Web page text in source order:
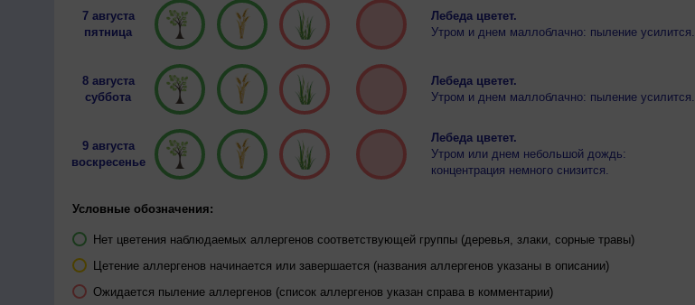
7 августа
пятница
Лебеда цветет.
Утром и днем маллоблачно: пыление усилится.
8 августа
суббота
Лебеда цветет.
Утром и днем маллоблачно: пыление усилится.
9 августа
воскресенье
Лебеда цветет.
Утром или днем небольшой дождь:
концентрация немного снизится.
Условные обозначения:
Нет цветения наблюдаемых аллергенов соответствующей группы (деревья, злаки, сорные травы)
Цетение аллергенов начинается или завершается (названия аллергенов указаны в описании)
Ожидается пыление аллергенов (список аллергенов указан справа в комментарии)